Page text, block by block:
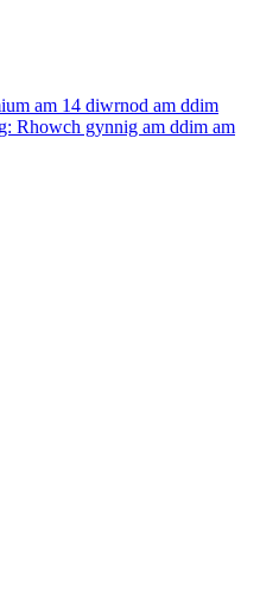
am 14 diwrnod am ddim
Rhowch gynnig am ddim am